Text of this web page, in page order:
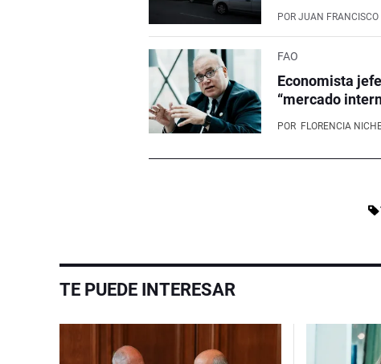
POR JUAN
FAO
Economista
“mercado
POR FLORENCIA
TE PUEDE INTERESAR